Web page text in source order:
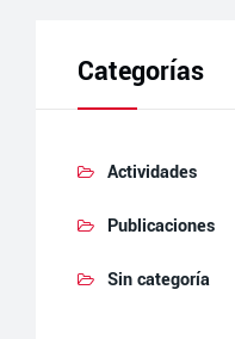
Categorías
Actividades
Publicaciones
Sin categoría